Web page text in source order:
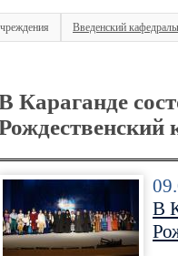
Введенский
Караганде
В